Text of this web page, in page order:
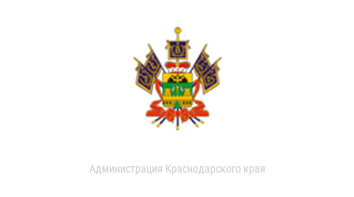
Администрация Краснодарского края